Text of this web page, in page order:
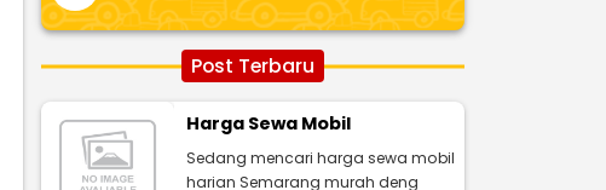
Post Terbaru
Harga Sewa Mobil
Sedang mencari harga sewa mobil
harian Semarang murah deng